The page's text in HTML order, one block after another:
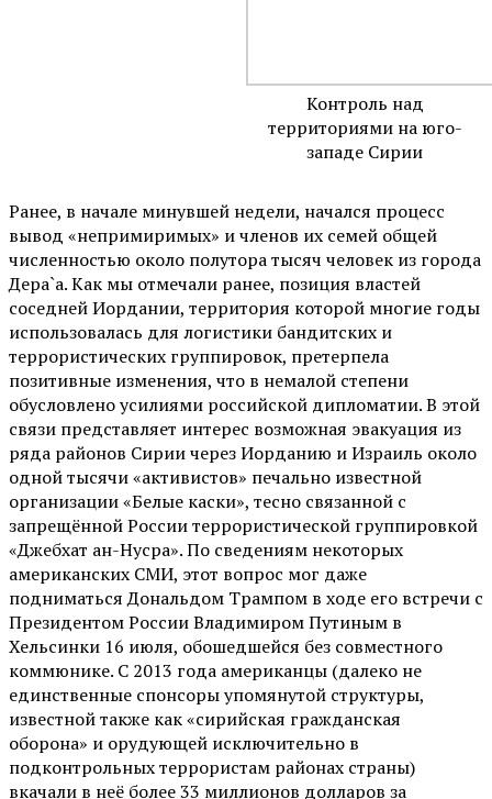
Контроль над
территориями на юго-
западе Сирии
Ранее, в начале минувшей недели, начался процесс
вывод «непримиримых» и членов их семей общей
численностью около полутора тысяч человек из города
Дера`а. Как мы отмечали ранее, позиция властей
соседней Иордании, территория которой многие годы
использовалась для логистики бандитских и
террористических группировок, претерпела
позитивные изменения, что в немалой степени
обусловлено усилиями российской дипломатии. В этой
связи представляет интерес возможная эвакуация из
ряда районов Сирии через Иорданию и Израиль около
одной тысячи «активистов» печально известной
организации «Белые каски», тесно связанной с
запрещённой России террористической группировкой
«Джебхат ан-Нусра». По сведениям некоторых
американских СМИ, этот вопрос мог даже
подниматься Дональдом Трампом в ходе его встречи с
Президентом России Владимиром Путиным в
Хельсинки 16 июля, обошедшейся без совместного
коммюнике. С 2013 года американцы (далеко не
единственные спонсоры упомянутой структуры,
известной также как «сирийская гражданская
оборона» и орудующей исключительно в
подконтрольных террористам районах страны)
вкачали в неё более 33 миллионов долларов за